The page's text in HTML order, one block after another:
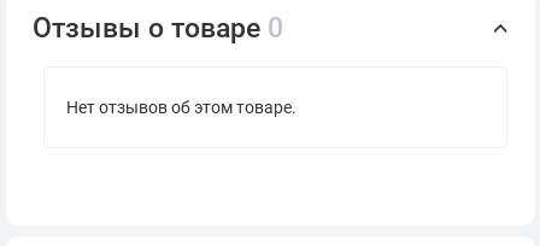
Отзывы о товаре 0
Нет отзывов об этом товаре.